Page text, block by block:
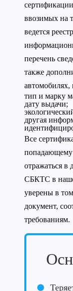
ввозимых на
ведется
перечень
также
автомобилях,
тип и марку
дату выдачи;
другая
Все
отражаться в
СБКТС в
уверены в
документ,
требованиям.